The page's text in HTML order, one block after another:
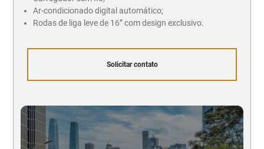
Ar-condicionado digital automático;
Rodas de liga leve de 16” com design exclusivo.
Solicitar contato